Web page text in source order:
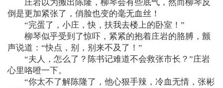
庄岩以为搬出陈隆，柳琴会有些底气，然而柳琴反
倒是更加紧张了，俏脸也变的毫无血丝！
“完蛋了，小庄，快，扶我去楼上的卧室！”
柳琴似乎受到了惊吓，紧紧的抱着庄岩的胳膊，颤
声说道：“快点，别，别来不及了！”
“夫人，怎么了？陈书记难道不会救张市长？”庄岩
心里咯噔一下。
“你太不了解陈隆了，他心狠手辣，冷血无情，张彬